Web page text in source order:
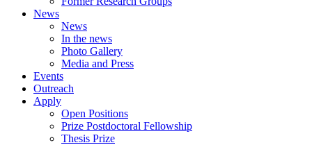
News
News
In the news
Photo Gallery
Media and Press
Events
Outreach
Apply
Open Positions
Prize Postdoctoral Fellowship
Thesis Prize